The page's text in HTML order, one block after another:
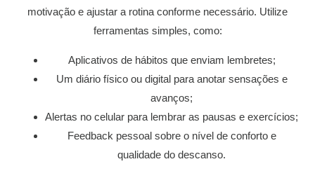
motivação e ajustar a rotina conforme necessário. Utilize
ferramentas simples, como:
Aplicativos de hábitos que enviam lembretes;
Um diário físico ou digital para anotar sensações e
avanços;
Alertas no celular para lembrar as pausas e exercícios;
Feedback pessoal sobre o nível de conforto e
qualidade do descanso.